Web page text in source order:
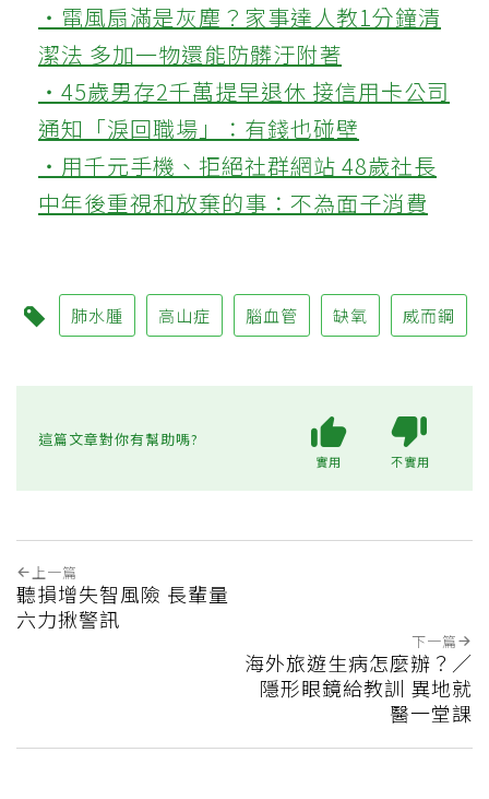
‧電風扇滿是灰塵？家事達人教1分鐘清
潔法 多加一物還能防髒汙附著
‧45歲男存2千萬提早退休 接信用卡公司
通知「淚回職場」：有錢也碰壁
‧用千元手機、拒絕社群網站 48歲社長
中年後重視和放棄的事：不為面子消費
肺水腫 高山症 腦血管 缺氧 威而鋼
這篇文章對你有幫助嗎?
實用 不實用
上一篇
聽損增失智風險 長輩量
六力揪警訊
下一篇
海外旅遊生病怎麼辦？／
隱形眼鏡給教訓 異地就
醫一堂課